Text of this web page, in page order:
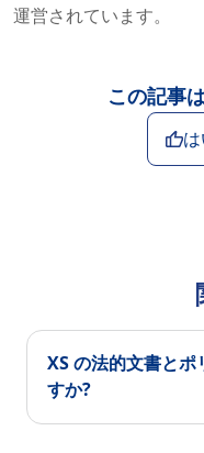
運営されています。
この記事
XS の法的文書と
すか?